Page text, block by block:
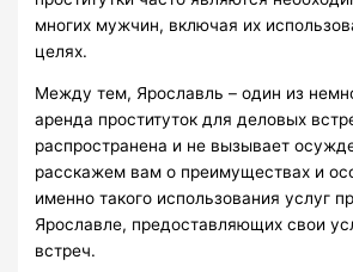
многих мужчин, включая их
целях.
Между тем, Ярославль – один из
аренда проституток для деловых
распространена и не вызывает
расскажем вам о преимуществах и
именно такого использования услуг
Ярославле, предоставляющих свои
встреч.